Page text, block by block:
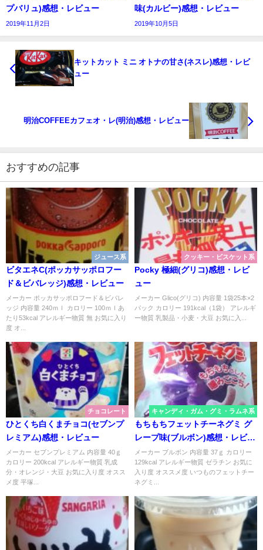
プバリュ)感想・レビュー
2019年11月2日
味(カルビー)感想・レビュー
2019年10月5日
キットカット ミニ オトナの甘さ(ネスレ)感想・レビ
ュー
明治COFFEEカフェオ・レ(明治)感想・レビュー
おすすめの記事
ジュース系
ビタエネC(ポッカサッポロフー
ド＆ビバレッジ)感想・レビュー
メーカー ポッカサッポロフード＆ビバレ
ッジ 内容量 240ｍｌ カロリー 100ｍｌあ
たり53kcal アレルギー物質 無 お気に入り
度 オ...
クッキー・ビスケット系
Pocky 極細(グリコ)感想・レビ
ュー
メーカー Glico(グリコ) 内容量 1袋25本×2
パック カロリー 191kcal（1袋） アレルギ
ー物質 乳製品・小麦・大豆 お気に入...
チョコレート
ひとくち白くまチョコ(セブンプ
レミアム)感想・レビュー
メーカー セブンプレミアム 内容量 40ｇ
カロリー 200kcal アレルギー物質 乳成
分・オレンジ・大豆 お気に入り度 オスス
メ度 平塚...
キャンディ・ガム・グミ・ラムネ系
もちもちフェットチーネグミ グ
レープ味(ブルボン)感想・レビュ
ー
メーカー ブルボン 内容量 37ｇ カロリー
129kcal アレルギー物質 ゼラチン お気に
入り度 オススメ度 いつものフェットチー
ネグミ...